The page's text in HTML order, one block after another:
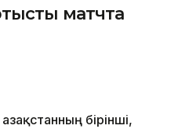
матчта
бірінші,